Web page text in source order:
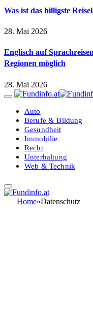
Was ist das billigste
28. Mai 2026
Englisch auf
Regionen möglich
28. Mai 2026
Auto
Berufe & Bildung
Gesundheit
Immobilie
Recht
Unterhaltung
Web & Technik
Home»Datenschutz